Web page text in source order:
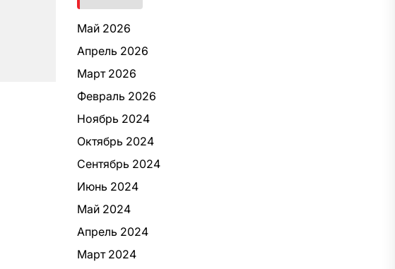
Май 2026
Апрель 2026
Март 2026
Февраль 2026
Ноябрь 2024
Октябрь 2024
Сентябрь 2024
Июнь 2024
Май 2024
Апрель 2024
Март 2024